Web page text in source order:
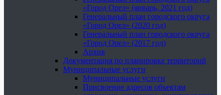
«Город Орел» (январь, 2021 год)
Генеральный план городского округа
«Город Орел» (2020 год)
Генеральный план городского округа
«Город Орел» (2017 год)
Архив
Документация по планировке территорий
Муниципальные услуги
Муниципальные услуги
Присвоение адресов объектам